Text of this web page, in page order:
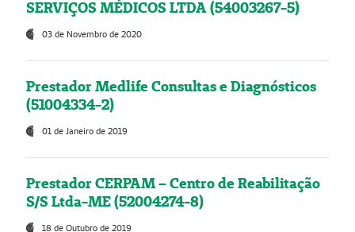
SERVIÇOS MÉDICOS LTDA (54003267-5)
03 de Novembro de 2020
Prestador Medlife Consultas e Diagnósticos
(51004334-2)
01 de Janeiro de 2019
Prestador CERPAM – Centro de Reabilitação
S/S Ltda-ME (52004274-8)
18 de Outubro de 2019